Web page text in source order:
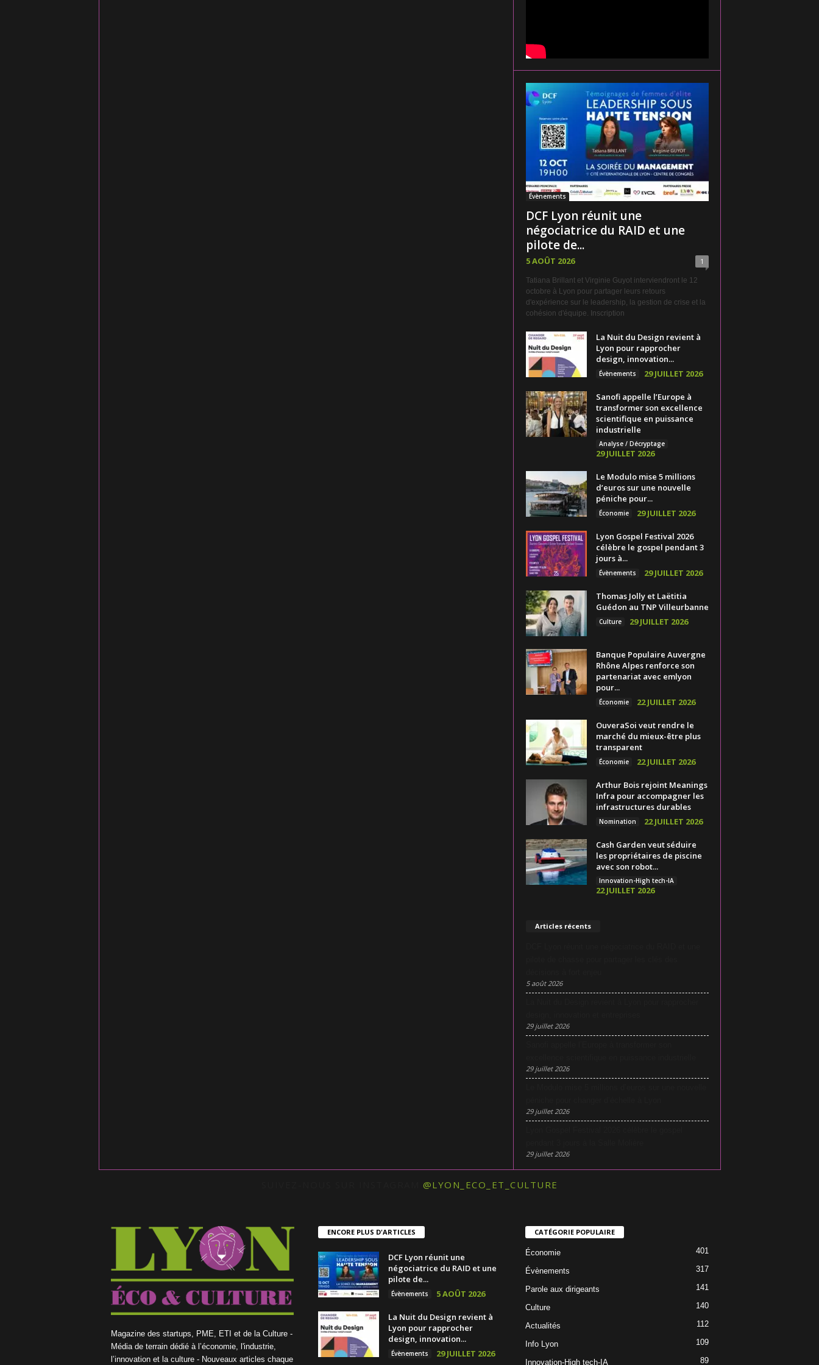
Évènements
DCF Lyon réunit une
négociatrice du RAID et une
pilote de...
5 AOÛT 2026 1
Tatiana Brillant et Virginie Guyot interviendront le 12
octobre à Lyon pour partager leurs retours
d'expérience sur le leadership, la gestion de crise et la
cohésion d'équipe. Inscription
La Nuit du Design revient à
Lyon pour rapprocher
design, innovation...
Évènements 29 JUILLET 2026
Sanofi appelle l’Europe à
transformer son excellence
scientifique en puissance
industrielle
Analyse / Décryptage
29 JUILLET 2026
Le Modulo mise 5 millions
d’euros sur une nouvelle
péniche pour...
Économie 29 JUILLET 2026
Lyon Gospel Festival 2026
célèbre le gospel pendant 3
jours à...
Évènements 29 JUILLET 2026
Thomas Jolly et Laëtitia
Guédon au TNP Villeurbanne
Culture 29 JUILLET 2026
Banque Populaire Auvergne
Rhône Alpes renforce son
partenariat avec emlyon
pour...
Économie 22 JUILLET 2026
OuveraSoi veut rendre le
marché du mieux-être plus
transparent
Économie 22 JUILLET 2026
Arthur Bois rejoint Meanings
Infra pour accompagner les
infrastructures durables
Nomination 22 JUILLET 2026
Cash Garden veut séduire
les propriétaires de piscine
avec son robot...
Innovation-High tech-IA
22 JUILLET 2026
Articles récents
5 août 2026
29 juillet 2026
29 juillet 2026
29 juillet 2026
29 juillet 2026
@LYON_ECO_ET_CULTURE
Magazine des startups, PME, ETI et de la Culture -
Média de terrain dédié à l’économie, l'industrie,
l’innovation et la culture - Nouveaux articles chaque
ENCORE PLUS D'ARTICLES
DCF Lyon réunit une
négociatrice du RAID et une
pilote de...
Évènements 5 AOÛT 2026
La Nuit du Design revient à
Lyon pour rapprocher
design, innovation...
Évènements 29 JUILLET 2026
CATÉGORIE POPULAIRE
Économie 401
Évènements 317
Parole aux dirigeants 141
Culture 140
Actualités 112
Info Lyon 109
Innovation-High tech-IA 89